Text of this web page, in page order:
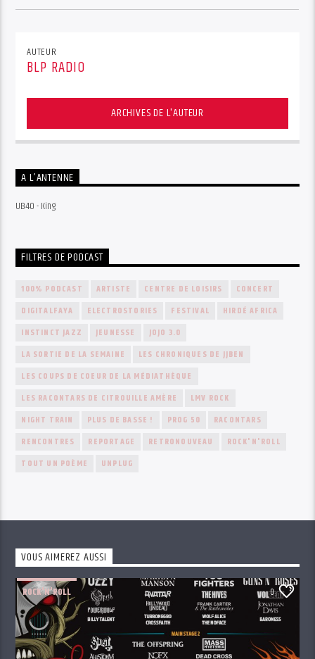
AUTEUR
BLP RADIO
ARCHIVES DE L'AUTEUR
A L’ANTENNE
UB40 - King
FILTRES DE PODCAST
100% PODCAST ARTISTE CENTRE DE LOISIRS
CONCERT
DIGITALFAYA
ELECTROSTORIES FESTIVAL
HIRDÉ AFRICA
INSTINCT JAZZ
JEUNESSE
JOJO 3.0
LA SORTIE DE LA SEMAINE
LES CHRONIQUES DE JJBEN
LES COUPS DE COEUR DE LA MÉDIATHÈQUE
LES RACONTARS DE CITROUILLE AMÈRE
LMV ROCK
NIGHT TRAIN
PLUS DE BASSE ! PROG 50
RACONTARS
RENCONTRES
REPORTAGE RETRONOUVEAU
ROCK'N'ROLL
TOUT UN POÈME
UNPLUG
VOUS AIMEREZ AUSSI
ROCK'N'ROLL 0